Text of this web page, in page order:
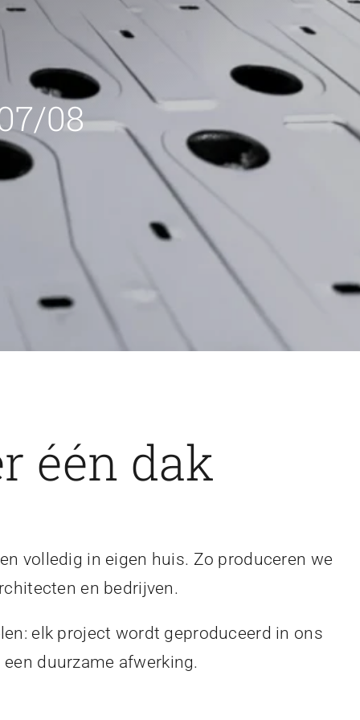
08
één dak
volledig in eigen huis. Zo produceren we
en bedrijven.
elk project wordt geproduceerd in ons
duurzame afwerking.